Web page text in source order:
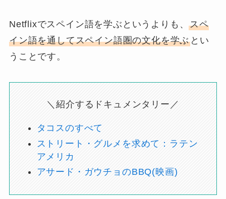
Netflixでスペイン語を学ぶというよりも、スペ
イン語を通してスペイン語圏の文化を学ぶ とい
うことです。
＼紹介するドキュメンタリー／
タコスのすべて
ストリート・グルメを求めて：ラテン
アメリカ
アサード・ガウチョのBBQ(映画)